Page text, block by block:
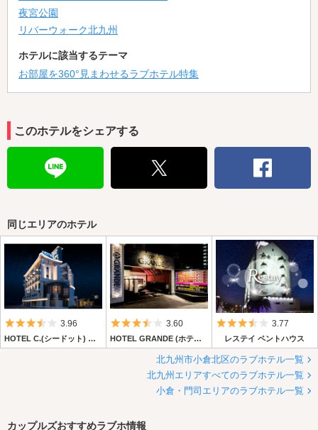
夜宮公園
リバーウォーク北九州
ホテルに該当するテーマ
お部屋を360°見まわせるラブホテル特集
このホテルをシェアする
同じエリアのホテル
5つ星のうち3.5
3.96
HOTEL C.(シードット) 小倉ベイ
5つ星のうち3.5
3.60
HOTEL GRANDE (ホテル グランデ)
5つ星のうち
3.77
レステイ ペントハウス
北九州市小倉北区のラブホテル一覧
北九州エリアすべてのラブホテル一覧
小倉・門司エリアのラブホテル一覧
カップルズおすすめラブホ情報